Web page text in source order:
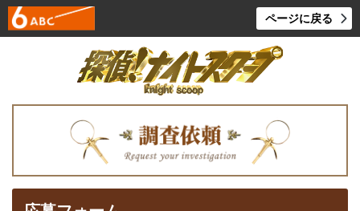
ページに戻る